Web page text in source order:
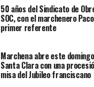
50 años del Sindicato de
SOC, con el marchenero
primer referente
Marchena abre este
Santa Clara con una
misa del Jubileo franciscano